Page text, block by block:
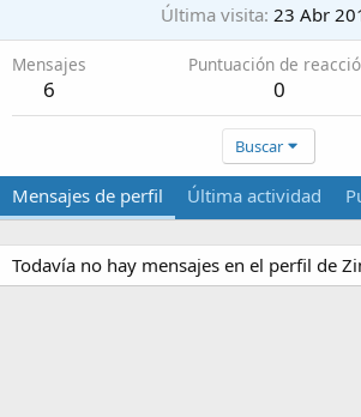
Última visita 23 Abr
Mensajes
6
Puntuación de
0
Buscar
Mensajes de perfil Última actividad
Todavía no hay mensajes en el perfil de